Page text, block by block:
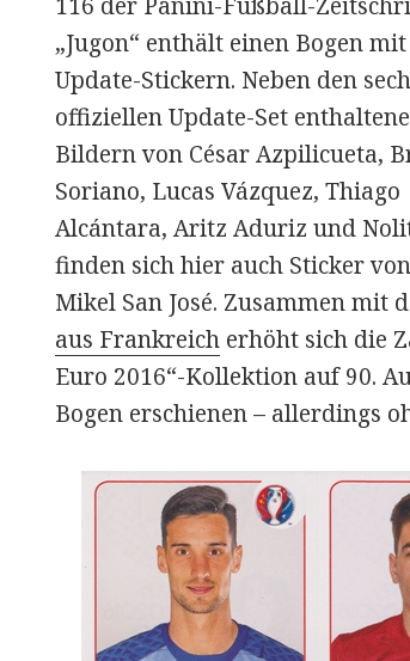
116 der Panini-Fußball-
„Jugon“ enthält einen Bogen
Update-Stickern. Neben den
offiziellen Update-Set
Bildern von César Azpilicueta,
Soriano, Lucas Vázquez, Thiago
Alcántara, Aritz Aduriz und
finden sich hier auch Sticker
Mikel San José. Zusammen mit
aus Frankreich erhöht sich die
Euro 2016“-Kollektion auf 90.
Bogen erschienen – allerdings